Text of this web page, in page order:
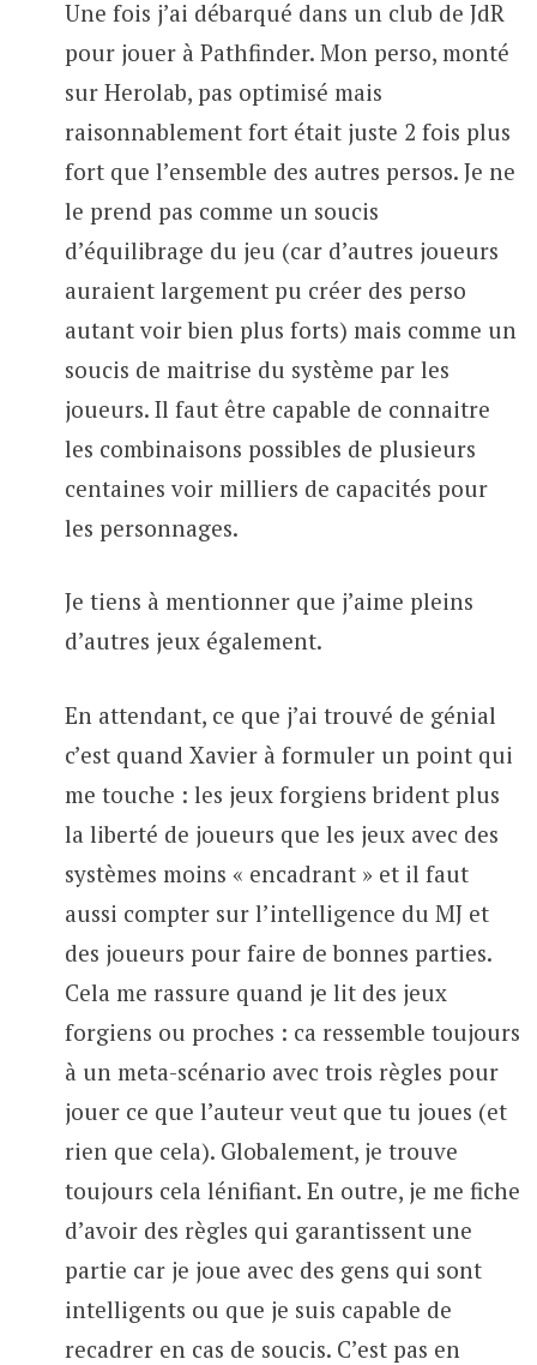
Une fois j’ai débarqué dans un club de JdR
pour jouer à Pathfinder. Mon perso, monté
sur Herolab, pas optimisé mais
raisonnablement fort était juste 2 fois plus
fort que l’ensemble des autres persos. Je ne
le prend pas comme un soucis
d’équilibrage du jeu (car d’autres joueurs
auraient largement pu créer des perso
autant voir bien plus forts) mais comme un
soucis de maitrise du système par les
joueurs. Il faut être capable de connaitre
les combinaisons possibles de plusieurs
centaines voir milliers de capacités pour
les personnages.
Je tiens à mentionner que j’aime pleins
d’autres jeux également.
En attendant, ce que j’ai trouvé de génial
c’est quand Xavier à formuler un point qui
me touche : les jeux forgiens brident plus
la liberté de joueurs que les jeux avec des
systèmes moins « encadrant » et il faut
aussi compter sur l’intelligence du MJ et
des joueurs pour faire de bonnes parties.
Cela me rassure quand je lit des jeux
forgiens ou proches : ca ressemble toujours
à un meta-scénario avec trois règles pour
jouer ce que l’auteur veut que tu joues (et
rien que cela). Globalement, je trouve
toujours cela lénifiant. En outre, je me fiche
d’avoir des règles qui garantissent une
partie car je joue avec des gens qui sont
intelligents ou que je suis capable de
recadrer en cas de soucis. C’est pas en